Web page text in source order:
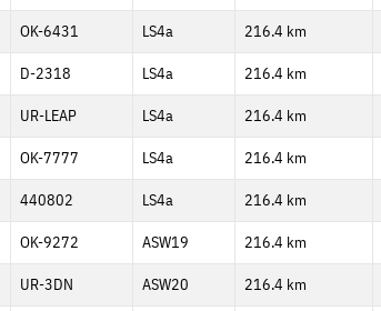
OK-6431 LS4a 216.4 km
D-2318 LS4a 216.4 km
UR-LEAP LS4a 216.4 km
OK-7777 LS4a 216.4 km
440802 LS4a 216.4 km
OK-9272 ASW19 216.4 km
UR-3DN ASW20 216.4 km